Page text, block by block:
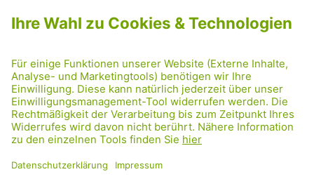
PRESSE
GRÜNE RADRETTUNG
FRIDAY NIGHTSKATING
NETIQUETTE
DATENSCHUTZ